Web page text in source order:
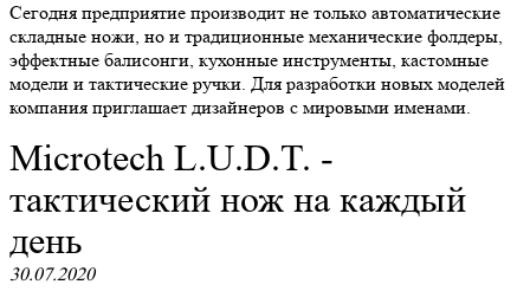
Сегодня предприятие производит не только автоматические
складные ножи, но и традиционные механические фолдеры,
эффектные балисонги, кухонные инструменты, кастомные
модели и тактические ручки. Для разработки новых моделей
компания приглашает дизайнеров с мировыми именами.
Microtech L.U.D.T. -
тактический нож на каждый
день
30.07.2020